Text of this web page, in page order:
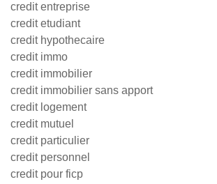
credit entreprise
credit etudiant
credit hypothecaire
credit immo
credit immobilier
credit immobilier sans apport
credit logement
credit mutuel
credit particulier
credit personnel
credit pour ficp